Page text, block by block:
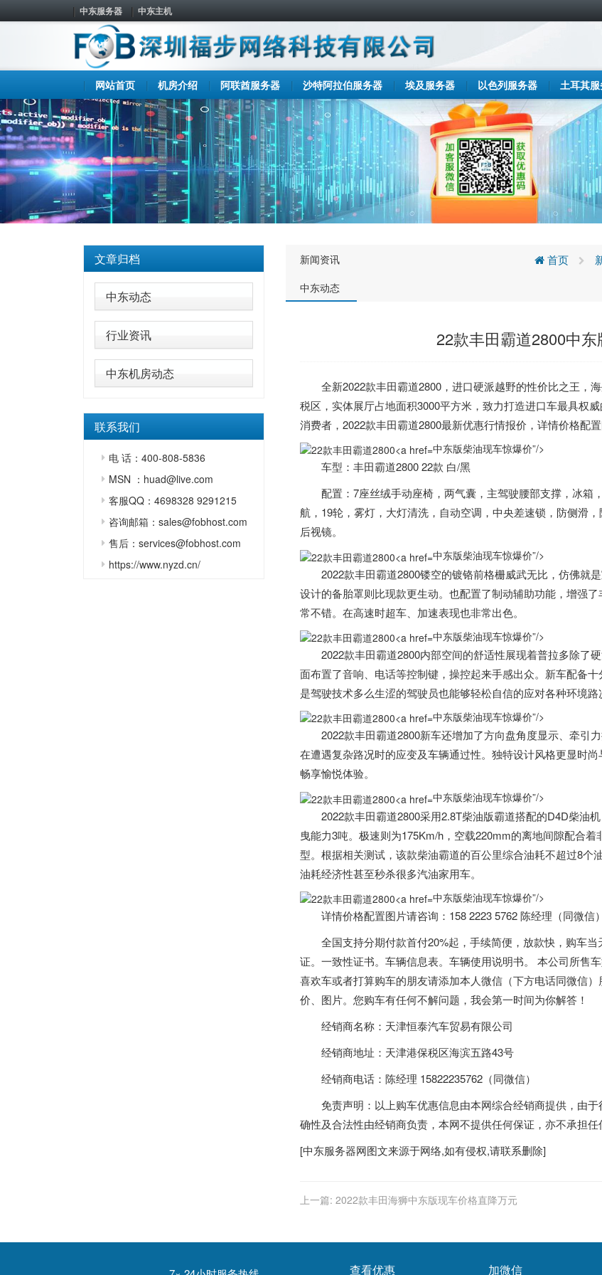
中东服务器 中东主机
网站首页 机房介绍 阿联酋服务器 沙特阿拉伯服务器 埃及服务器 以色列服务器 土耳其
文章归档
中东动态
行业资讯
中东机房动态
联系我们
电 话：400-808-5836
MSN ：huad@live.com
客服QQ：4698328 9291215
咨询邮箱：sales@fobhost.com
售后：services@fobhost.com
https://www.nyzd.cn/
新闻资讯
中东动态
首页
22款丰田霸道2800中
全新2022款丰田霸道2800，进口硬派越野的性价比之王，
税区，实体展厅占地面积3000平方米，致力打造进口车最具权
消费者，2022款丰田霸道2800最新优惠行情报价，详情价格配
中东版柴油现车惊爆价”/>
车型：丰田霸道2800 22款 白/黑
配置：7座丝绒手动座椅，两气囊，主驾驶腰部支撑，冰箱
航，19轮，雾灯，大灯清洗，自动空调，中央差速锁，防侧滑
后视镜。
中东版柴油现车惊爆价”/>
2022款丰田霸道2800镂空的镀铬前格栅威武无比，仿佛就
设计的备胎罩则比现款更生动。也配置了制动辅助功能，增强
常不错。在高速时超车、加速表现也非常出色。
中东版柴油现车惊爆价”/>
2022款丰田霸道2800内部空间的舒适性展现着普拉多除了
面布置了音响、电话等控制键，操控起来手感出众。新车配备
是驾驶技术多么生涩的驾驶员也能够轻松自信的应对各种环境路
中东版柴油现车惊爆价”/>
2022款丰田霸道2800新车还增加了方向盘角度显示、牵引
在遭遇复杂路况时的应变及车辆通过性。独特设计风格更显时
畅享愉悦体验。
中东版柴油现车惊爆价”/>
2022款丰田霸道2800采用2.8T柴油版霸道搭配的D4D柴油
曳能力3吨。极速则为175Km/h，空载220mm的离地间隙配合
型。根据相关测试，该款柴油霸道的百公里综合油耗不超过8个
油耗经济性甚至秒杀很多汽油家用车。
中东版柴油现车惊爆价”/>
详情价格配置图片请咨询：158 2223 5762 陈经理（同微信）
全国支持分期付款首付20%起，手续简便，放款快，购车当
证。一致性证书。车辆信息表。车辆使用说明书。 本公司所售
喜欢车或者打算购车的朋友请添加本人微信（下方电话同微信
价、图片。您购车有任何不解问题，我会第一时间为你解答！
经销商名称：天津恒泰汽车贸易有限公司
经销商地址：天津港保税区海滨五路43号
经销商电话：陈经理 15822235762（同微信）
免责声明：以上购车优惠信息由本网综合经销商提供，由于
确性及合法性由经销商负责，本网不提供任何保证，亦不承担任
[中东服务器网图文来源于网络,如有侵权,请联系删除]
上一篇: 2022款丰田海狮中东版现车价格直降万元
查看优惠 加微信